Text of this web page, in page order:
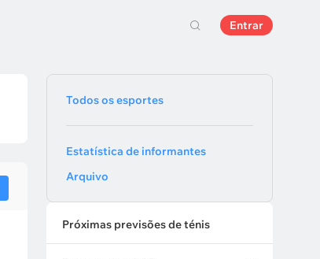
Entrar
Todos os esportes
Estatística de informantes
Arquivo
Próximas previsões de ténis